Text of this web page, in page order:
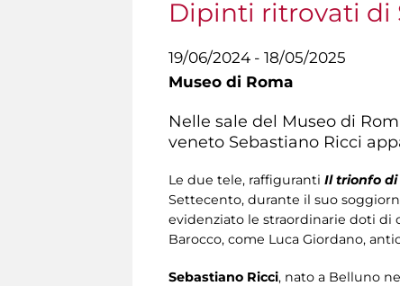
Dipinti ritrovati di
19/06/2024 - 18/05/2025
Museo di Roma
Nelle sale del Museo di
veneto Sebastiano Ricci
Le due tele, raffiguranti Il trionfo di
Settecento, durante il suo
evidenziato le straordinarie doti di
Barocco, come Luca Giordano,
Sebastiano Ricci, nato a Belluno